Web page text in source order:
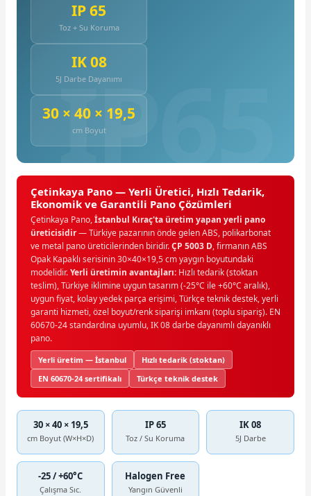
IP 65
Toz + Su Koruma
IK 08
5J Darbe Dayanımı
30 × 40 × 19,5
cm Boyut
Çetinkaya Pano — Yerli Üretici, Hızlı Tedarik,
Ekonomik ve Garantili Pano Çözümleri
Çetinkaya Pano,İstanbul Kıraç'ta üretim yapan yerli pano
üreticisidir— Türkiye pazarının önde gelen ABS, polikarbonat
ve metal pano üreticilerinden biridir.ÇP 5003 D, firmanın ABS
Opak Kapaklı serisinin 30×40×19,5 cm yaygın boyutundaki
modelidir.Yerli üretimin avantajları: Hızlı tedarik (stoktan
teslim), Türkiye iklimine uygun tasarım (-25°C ile +60°C aralık),
uygun fiyat, kolay yedek parça erişimi, Türkçe teknik destek, yerli
garanti hizmeti, özel boyut/renk siparişi imkanı (toplu sipariş). EN
60670-24 standardına uyumlu, IK 08 darbe dayanımlı dayanıklı
pano.
Yerli üretim — İstanbul
Hızlı tedarik (stoktan)
EN 60670-24 sertifikalı
Türkçe teknik destek
30 × 40 × 19,5
cm Boyut (W×H×D)
IP 65
Toz / Su Koruma
IK 08
5J Darbe
-25 / +60°C
Çalışma Sıc.
Halogen Free
Yangın Güvenli